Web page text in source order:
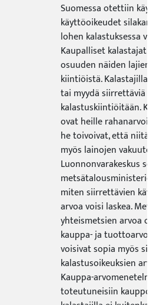
Suomessa otettiin
käyttöoikeudet
lohen kalastuksessa
Kaupalliset kalastajat
osuuden näiden lajien
kiintiöistä. Kalastajilla
tai myydä siirrettäviä
kalastuskiintiöitään.
ovat heille
he toivoivat, että niitä
myös lainojen
Luonnonvarakeskus
miten siirrettävien
arvoa voisi laskea.
yhteismetsien arvoa
kauppa- ja
voisivat sopia myös
kalastusoikeuksien
Kauppa-
toteutuneisiin